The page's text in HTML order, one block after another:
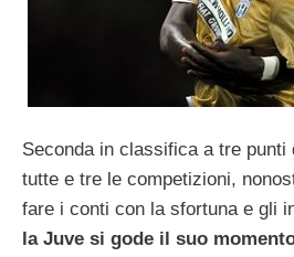
Seconda in classifica a tre punti
tutte e tre le competizioni,
fare i conti con la sfortuna e gli
la Juve si gode il suo